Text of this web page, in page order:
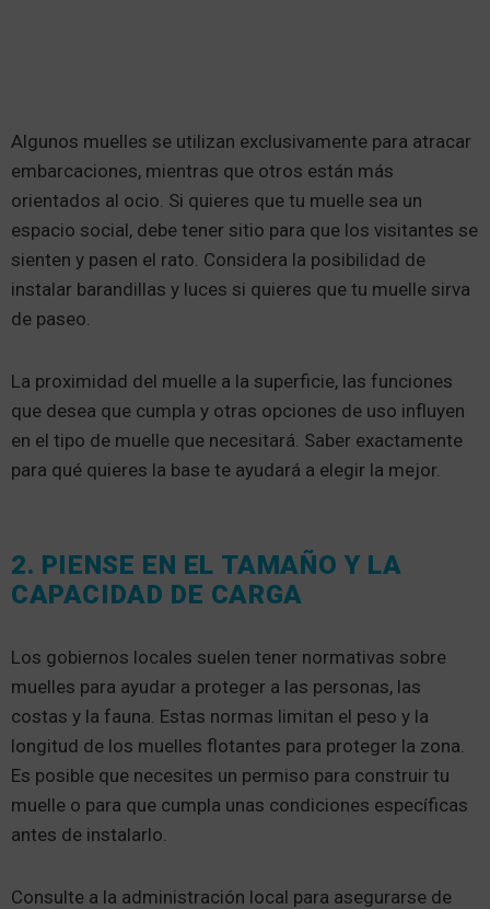
Algunos muelles se utilizan exclusivamente para atracar
embarcaciones, mientras que otros están más
orientados al ocio. Si quieres que tu muelle sea un
espacio social, debe tener sitio para que los visitantes se
sienten y pasen el rato. Considera la posibilidad de
instalar barandillas y luces si quieres que tu muelle sirva
de paseo.
La proximidad del muelle a la superficie, las funciones
que desea que cumpla y otras opciones de uso influyen
en el tipo de muelle que necesitará. Saber exactamente
para qué quieres la base te ayudará a elegir la mejor.
2. PIENSE EN EL TAMAÑO Y LA
CAPACIDAD DE CARGA
Los gobiernos locales suelen tener normativas sobre
muelles para ayudar a proteger a las personas, las
costas y la fauna. Estas normas limitan el peso y la
longitud de los muelles flotantes para proteger la zona.
Es posible que necesites un permiso para construir tu
muelle o para que cumpla unas condiciones específicas
antes de instalarlo.
Consulte a la administración local para asegurarse de